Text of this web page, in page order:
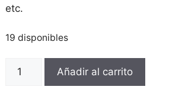
etc.
19 disponibles
Mototool
Añadir al carrito